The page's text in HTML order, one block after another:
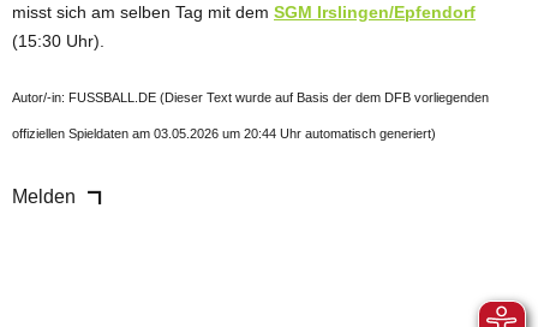
misst sich am selben Tag mit dem SGM Irslingen/Epfendorf
(15:30 Uhr).
Autor/-in: FUSSBALL.DE (Dieser Text wurde auf Basis der dem DFB vorliegenden
offiziellen Spieldaten am 03.05.2026 um 20:44 Uhr automatisch generiert)
Melden